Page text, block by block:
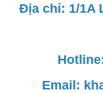
Địa chỉ: 1/1A
Email: